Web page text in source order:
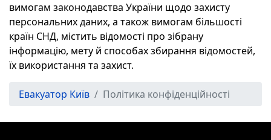
вимогам законодавства України щодо захисту
персональних даних, а також вимогам більшості
країн СНД, містить відомості про зібрану
інформацію, мету й способах збирання відомостей,
їх використання та захист.
Евакуатор Київ Політика конфіденційності